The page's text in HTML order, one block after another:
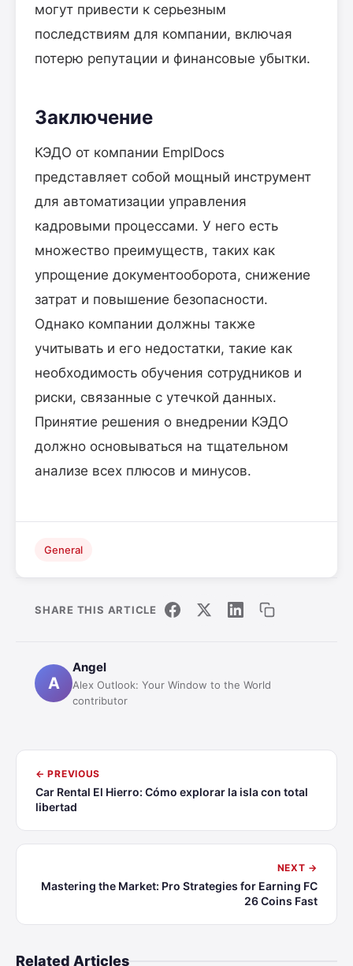
могут привести к серьезным
последствиям для компании, включая
потерю репутации и финансовые убытки.
Заключение
КЭДО от компании EmplDocs
представляет собой мощный инструмент
для автоматизации управления
кадровыми процессами. У него есть
множество преимуществ, таких как
упрощение документооборота, снижение
затрат и повышение безопасности.
Однако компании должны также
учитывать и его недостатки, такие как
необходимость обучения сотрудников и
риски, связанные с утечкой данных.
Принятие решения о внедрении КЭДО
должно основываться на тщательном
анализе всех плюсов и минусов.
General
SHARE THIS ARTICLE
A
Angel
Alex Outlook: Your Window to the World
contributor
← PREVIOUS
Car Rental El Hierro: Cómo explorar la isla con total
libertad
NEXT →
Mastering the Market: Pro Strategies for Earning FC
26 Coins Fast
Related Articles